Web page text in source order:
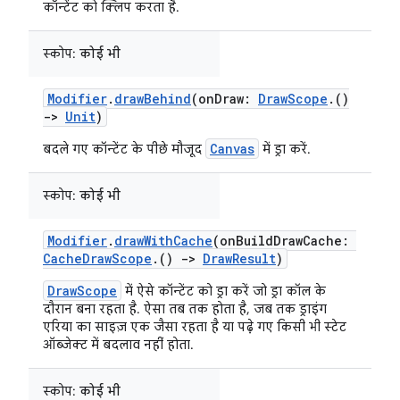
कॉन्टेंट को क्लिप करता है.
स्कोप: कोई भी
Modifier. drawBehind(onDraw: DrawScope .()
-> Unit)
बदले गए कॉन्टेंट के पीछे मौजूद Canvas में ड्रा करें.
स्कोप: कोई भी
Modifier. drawWithCache(onBuildDrawCache:
CacheDrawScope .() -> DrawResult)
DrawScope में ऐसे कॉन्टेंट को ड्रा करें जो ड्रा कॉल के
दौरान बना रहता है. ऐसा तब तक होता है, जब तक ड्राइंग
एरिया का साइज़ एक जैसा रहता है या पढ़े गए किसी भी स्टेट
ऑब्जेक्ट में बदलाव नहीं होता.
स्कोप: कोई भी